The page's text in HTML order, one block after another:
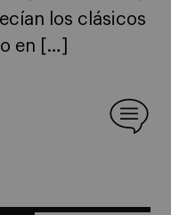
los clásicos
en […]